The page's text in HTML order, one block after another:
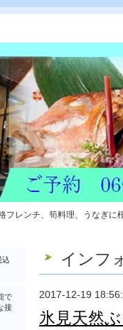
フレンチ、筍料理、うなぎ
インフ
2017-12-19
氷見天然
込
で
接